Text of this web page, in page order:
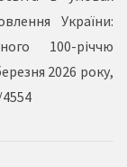
України:
100-річчю
2026 року,